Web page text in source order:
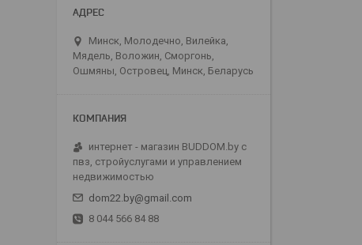
Минск, Молодечно, Вилейка,
Мядель, Воложин, Сморгонь,
Ошмяны, Островец, Минск, Беларусь
интернет - магазин BUDDOM.by с
пвз, стройуслугами и управлением
недвижимостью
dom22.by@gmail.com
8 044 566 84 88